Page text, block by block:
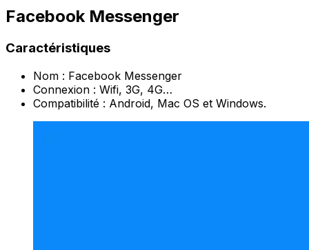
Facebook Messenger
Caractéristiques
Nom : Facebook Messenger
Connexion : Wifi, 3G, 4G…
Compatibilité : Android, Mac OS et Windows.